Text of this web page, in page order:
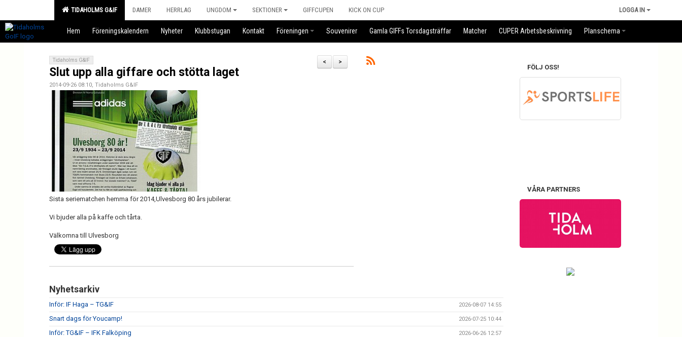
TIDAHOLMS G&IF DAMER HERRLAG UNGDOM SEKTIONER GIFFCUPEN KICK ON CUP LOGGA IN
Hem Föreningskalendern Nyheter Klubbstugan Kontakt Föreningen Souvenirer Gamla GIFFs Torsdagsträffar Matcher CUPER Arbetsbeskrivning Planschema
>
<
Tidaholms G&IF
Slut upp alla giffare och stötta laget
2014-09-26 08:10, Tidaholms G&IF
Sista seriematchen hemma för 2014,Ulvesborg 80 års jubilerar.
Vi bjuder alla på kaffe och tårta.
Välkomna till Ulvesborg
Nyhetsarkiv
Inför: IF Haga – TG&IF 2026-08-07 14:55
Snart dags för Youcamp! 2026-07-25 10:44
Inför: TG&IF – IFK Falköping 2026-06-26 12:57
FÖLJ OSS!
VÅRA PARTNERS